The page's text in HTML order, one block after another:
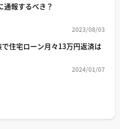
通報するべき？
2023/08/03
住宅ローン月々13万円返済は
2024/01/07